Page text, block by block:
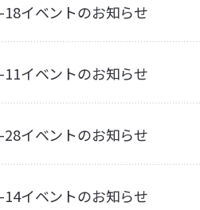
イベントのお知らせ
イベントのお知らせ
イベントのお知らせ
イベントのお知らせ